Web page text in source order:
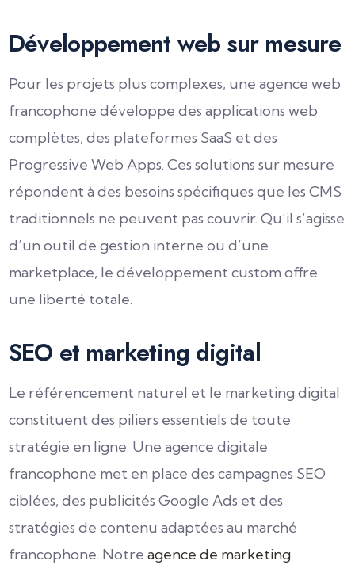
Développement web sur mesure
Pour les projets plus complexes, une agence web
francophone développe des applications web
complètes, des plateformes SaaS et des
Progressive Web Apps. Ces solutions sur mesure
répondent à des besoins spécifiques que les CMS
traditionnels ne peuvent pas couvrir. Qu’il s’agisse
d’un outil de gestion interne ou d’une
marketplace, le développement custom offre
une liberté totale.
SEO et marketing digital
Le référencement naturel et le marketing digital
constituent des piliers essentiels de toute
stratégie en ligne. Une agence digitale
francophone met en place des campagnes SEO
ciblées, des publicités Google Ads et des
stratégies de contenu adaptées au marché
francophone. Notre agence de marketing